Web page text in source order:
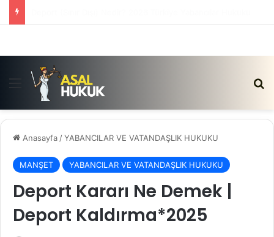
Menü
Anasayfa /YABANCILAR VE VATANDAŞLIK HUKUKU
MANŞET YABANCILAR VE VATANDAŞLIK HUKUKU
Deport Kararı Ne Demek |
Deport Kaldırma*2025